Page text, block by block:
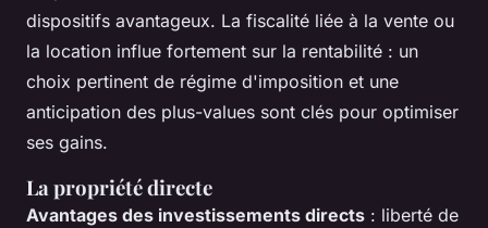
dispositifs avantageux. La fiscalité liée à la vente ou
la location influe fortement sur la rentabilité : un
choix pertinent de régime d'imposition et une
anticipation des plus-values sont clés pour optimiser
ses gains.
La propriété directe
Avantages des investissements directs : liberté de